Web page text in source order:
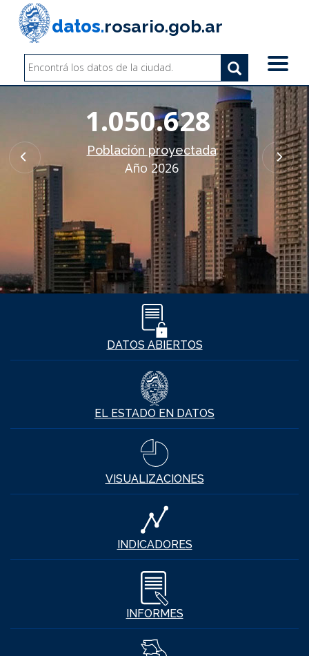
Pasar
contenido
datos.rosario.gob.ar
Buscar Search
1.050.628
Población proyectada
Año 2026
DATOS ABIERTOS
EL ESTADO EN DATOS
VISUALIZACIONES
INDICADORES
INFORMES